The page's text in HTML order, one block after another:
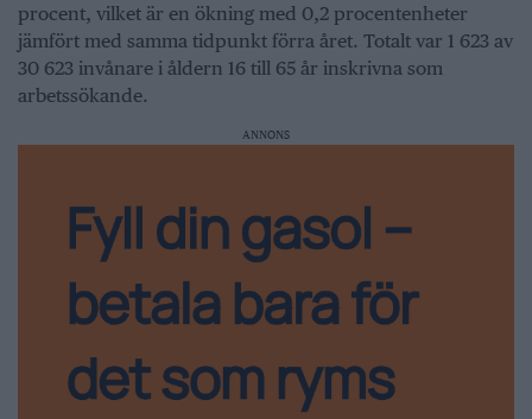
procent, vilket är en ökning med 0,2 procentenheter
jämfört med samma tidpunkt förra året. Totalt var 1 623 av
30 623 invånare i åldern 16 till 65 år inskrivna som
arbetssökande.
ANNONS